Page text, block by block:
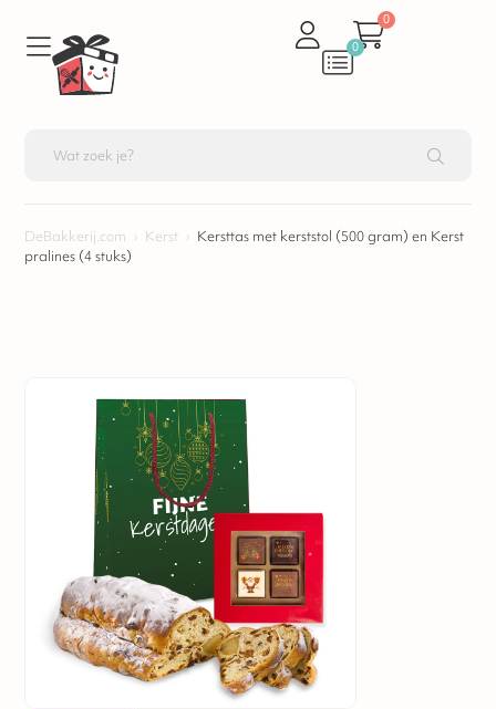
0
0
DeBakkerij.com › Kerst › Kersttas met kerststol (500 gram) en Kerst
pralines (4 stuks)